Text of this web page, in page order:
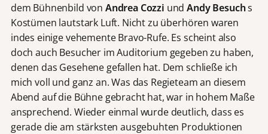
dem Bühnenbild von Andrea Cozzi undAndy Besuchs
Kostümen lautstark Luft. Nicht zu überhören waren
indes einige vehemente Bravo-Rufe. Es scheint also
doch auch Besucher im Auditorium gegeben zu haben,
denen das Gesehene gefallen hat. Dem schließe ich
mich voll und ganz an. Was das Regieteam an diesem
Abend auf die Bühne gebracht hat, war in hohem Maße
ansprechend. Wieder einmal wurde deutlich, dass es
gerade die am stärksten ausgebuhten Produktionen